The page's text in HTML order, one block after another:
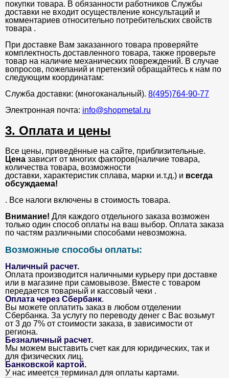
покупки товара. В обязанности работников Службы
доставки не входит осуществление консультаций и
комментариев относительно потребительских свойств
товара .
При доставке Вам заказанного товара проверяйте
комплектность доставленного товара, также проверьте
товар на наличие механических повреждений. В случае
вопросов, пожеланий и претензий обращайтесь к нам по
следующим координатам:
Служба доставки: (многоканальный). 8(495)764-90-77
Электронная почта: info@shopmetal.ru
3. Оплата и цены
Все цены, приведённые на сайте, приблизительные.
Цена зависит от многих факторов(наличие товара,
количества товара, возможности
доставки, характеристик сплава, марки и.т.д.) и всегда
обсуждаема!
. Все налоги включены в стоимость товара.
Внимание! Для каждого отдельного заказа возможен
только один способ оплаты на ваш выбор. Оплата заказа
по частям различными способами невозможна.
Возможные способы оплаты:
Наличный расчет.
Оплата производится наличными курьеру при доставке
или в магазине при самовывозе. Вместе с товаром
передается товарный и кассовый чеки .
Оплата через Сбербанк.
Вы можете оплатить заказ в любом отделении
Сбербанка. За услугу по переводу денег с Вас возьмут
от 3 до 7% от стоимости заказа, в зависимости от
региона.
Безналичный расчет.
Мы можем выставить счет как для юридических, так и
для физических лиц.
Банковской картой.
У нас имеется терминал для оплаты картами.